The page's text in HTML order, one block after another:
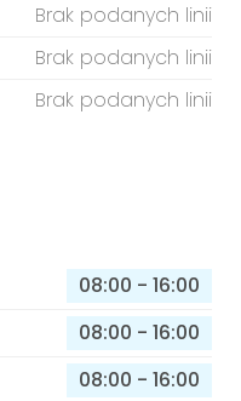
Brak podanych linii
Brak podanych linii
Brak podanych linii
08:00 - 16:00
08:00 - 16:00
08:00 - 16:00